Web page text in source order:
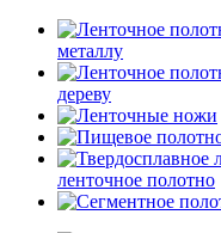
металлу
дереву
ленточное полотно